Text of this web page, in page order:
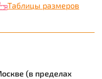
Таблицы размеров
(в пределах